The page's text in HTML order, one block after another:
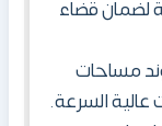
لضمان قضاء
مساحات
عالية السرعة.